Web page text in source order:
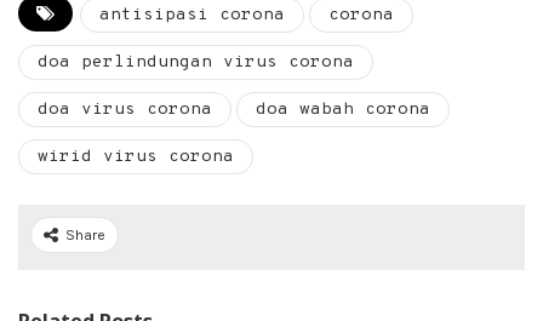
antisipasi corona corona
doa perlindungan virus corona
doa virus corona doa wabah corona
wirid virus corona
Share